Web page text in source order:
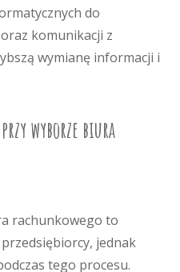
do
komunikacji z
wymianę informacji i
wyborze biura
rachunkowego to
jednak
tego procesu.